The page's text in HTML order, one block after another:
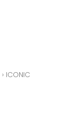
› ICONIC